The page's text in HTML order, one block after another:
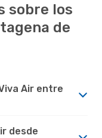
sobre los
de
Air entre
desde